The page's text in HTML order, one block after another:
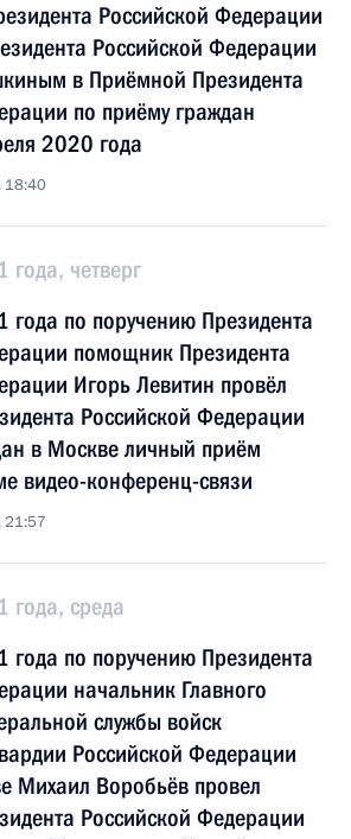
Российской Федерации
Российской Федерации
в Приёмной Президента
по приёму граждан
2020 года
18:40
четверг
года по поручению Президента
помощник Президента
Игорь Левитин провёл
Российской Федерации
в Москве личный приём
видео-конференц-связи
21:57
года, среда
года по поручению Президента
начальник Главного
службы войск
Российской Федерации
Михаил Воробьёв провел
Российской Федерации